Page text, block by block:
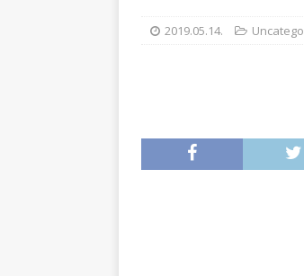
2019.05.14.